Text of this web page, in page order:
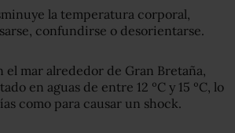
la temperatura corporal,
confundirse o desorientarse.
el mar alrededor de Gran Bretaña,
en aguas de entre 12 ºC y 15 ºC, lo
como para causar un shock.